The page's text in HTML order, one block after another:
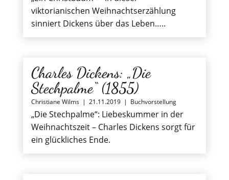
viktorianischen Weihnachtserzählung
sinniert Dickens über das Leben…..
Charles Dickens: „Die
Stechpalme“ (1855)
Christiane Wilms | 21.11.2019 | Buchvorstellung
„Die Stechpalme“: Liebeskummer in der
Weihnachtszeit – Charles Dickens sorgt für
ein glückliches Ende.